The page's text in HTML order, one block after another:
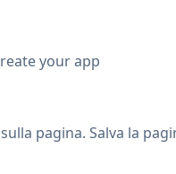
your app
pagina. Salva la